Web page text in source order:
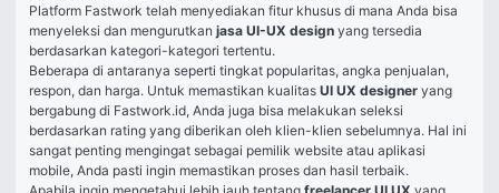
Platform Fastwork telah menyediakan fitur khusus di mana Anda bisa
menyeleksi dan mengurutkan jasa UI-UX design yang tersedia
berdasarkan kategori-kategori tertentu.
Beberapa di antaranya seperti tingkat popularitas, angka penjualan,
respon, dan harga. Untuk memastikan kualitas UI UX designer yang
bergabung di Fastwork.id, Anda juga bisa melakukan seleksi
berdasarkan rating yang diberikan oleh klien-klien sebelumnya. Hal ini
sangat penting mengingat sebagai pemilik website atau aplikasi
mobile, Anda pasti ingin memastikan proses dan hasil terbaik.